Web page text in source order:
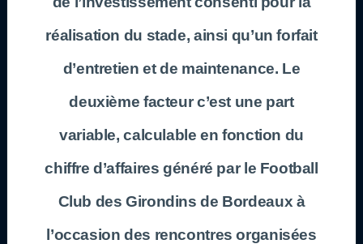
réalisation du stade, ainsi qu’un forfait
d’entretien et de maintenance. Le
deuxième facteur c’est une part
variable, calculable en fonction du
chiffre d’affaires généré par le Football
Club des Girondins de Bordeaux à
l’occasion des rencontres organisées